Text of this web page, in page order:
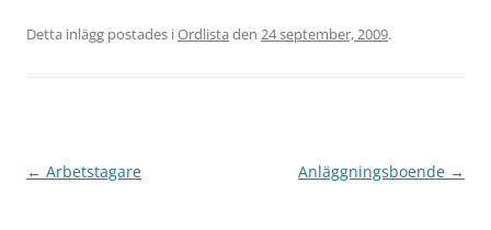
Detta inlägg postades iOrdlista den 24 september, 2009.
Inläggsnavigering
← Arbetstagare Anläggningsboende →